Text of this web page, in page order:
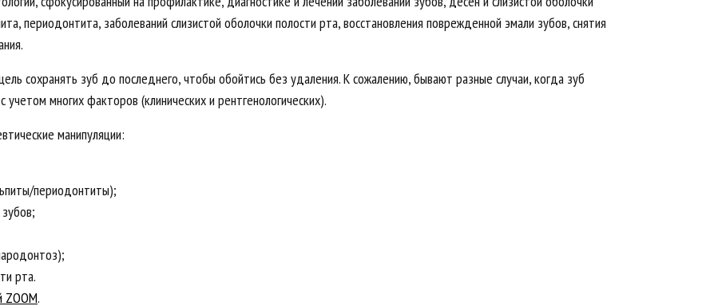
периодонтита, заболеваний слизистой оболочки полости рта, восстановления поврежденной эмали зубов, снятия
сохранять зуб до последнего, чтобы обойтись без удаления. К сожалению, бывают разные случаи, когда зуб
многих факторов (клинических и рентгенологических).
манипуляции:
периодонтиты);
рта.
ZOOM.